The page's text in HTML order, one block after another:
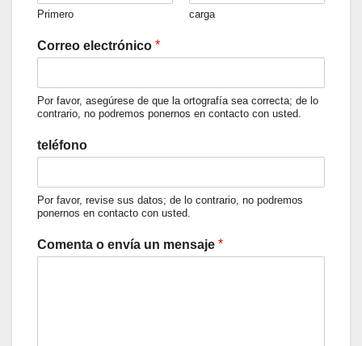
Primero carga
Correo electrónico *
Por favor, asegúrese de que la ortografía sea correcta; de lo
contrario, no podremos ponernos en contacto con usted.
teléfono
Por favor, revise sus datos; de lo contrario, no podremos
ponernos en contacto con usted.
Comenta o envía un mensaje *